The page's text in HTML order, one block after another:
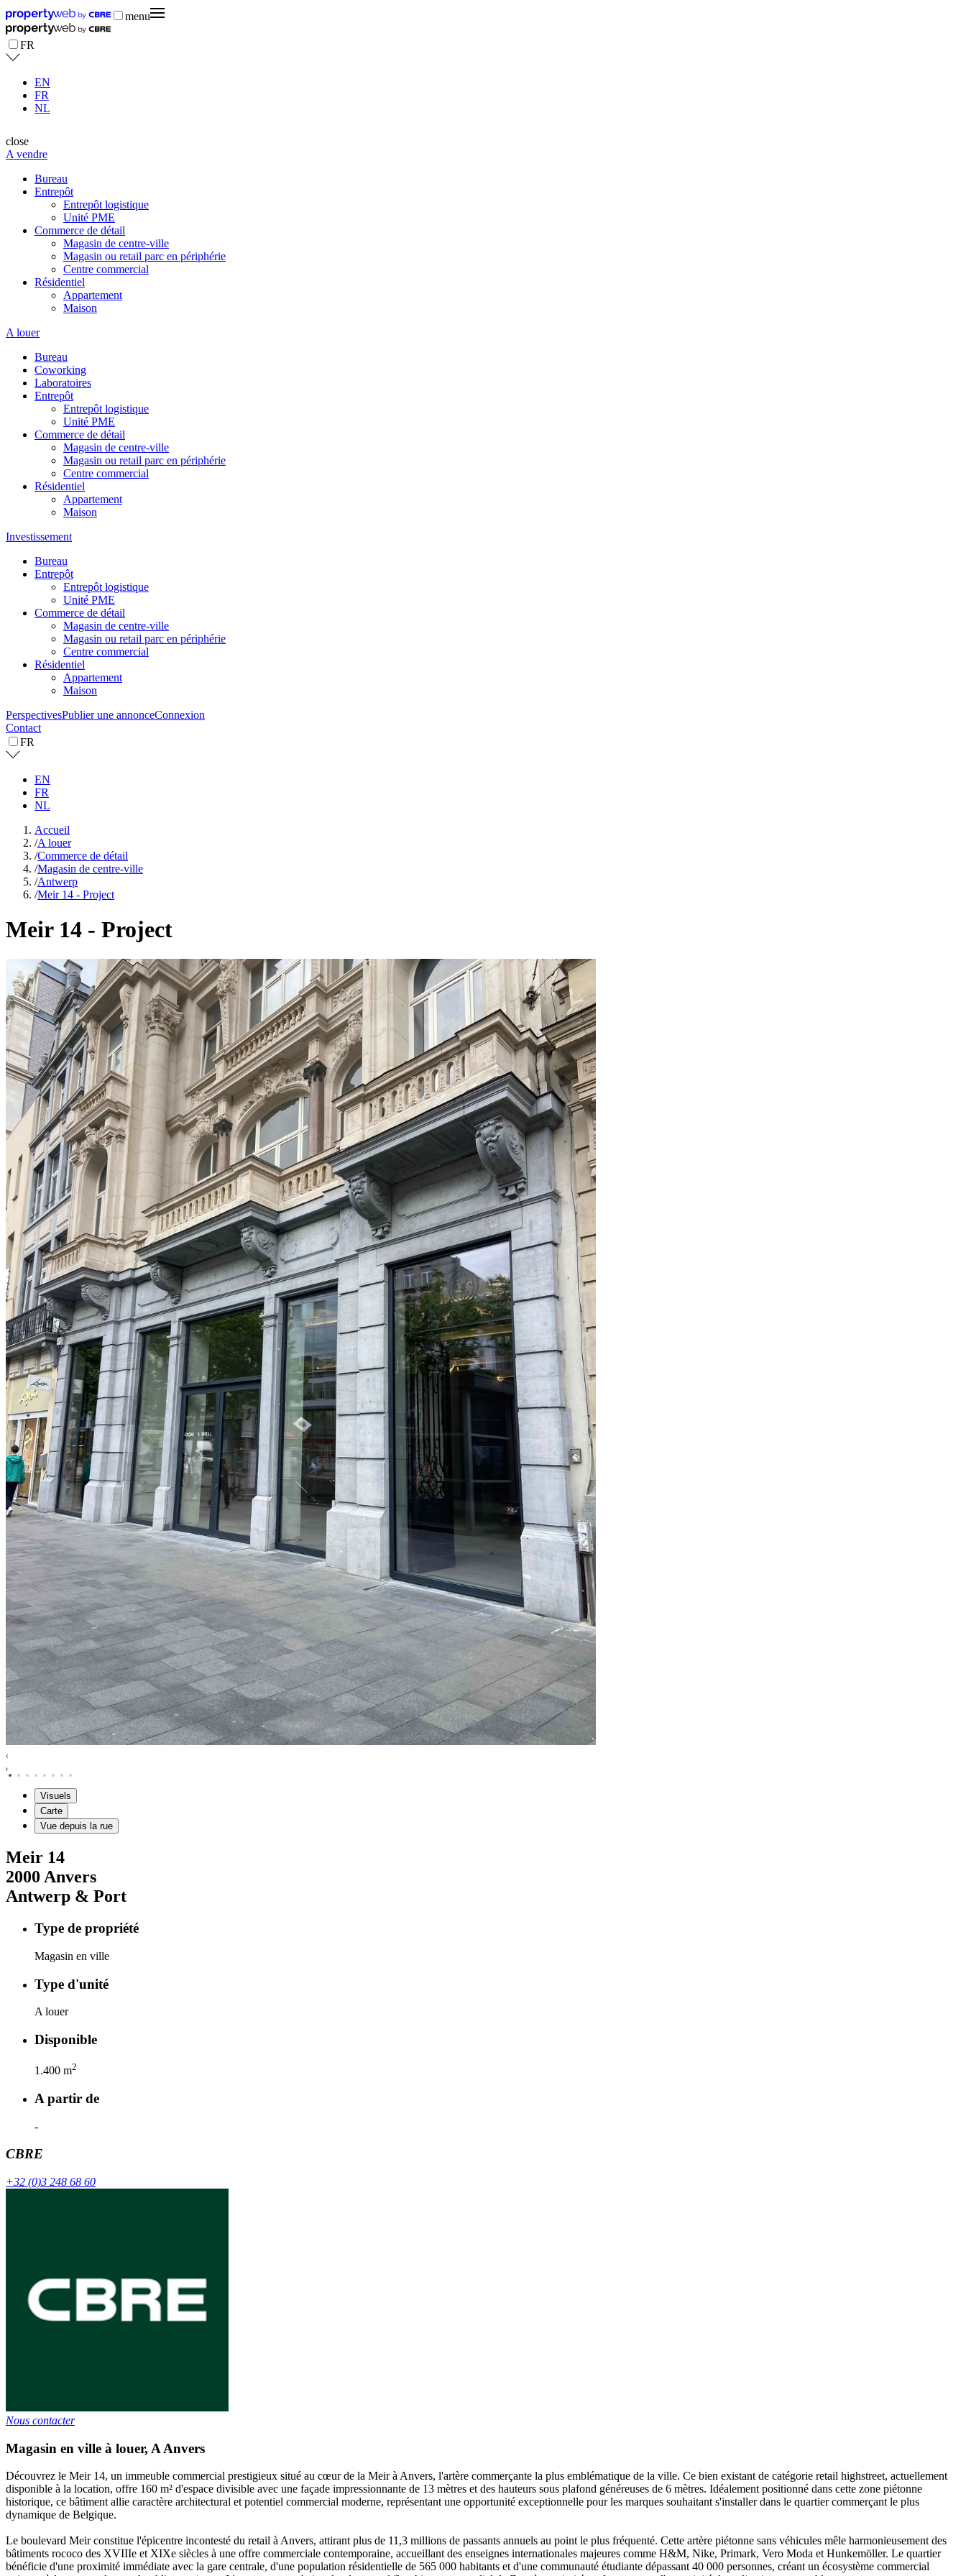
menu
FR
EN
FR
NL
close
A vendre
Bureau
Entrepôt
Entrepôt logistique
Unité PME
Commerce de détail
Magasin de centre-ville
Magasin ou retail parc en périphérie
Centre commercial
Résidentiel
Appartement
Maison
A louer
Bureau
Coworking
Laboratoires
Entrepôt
Entrepôt logistique
Unité PME
Commerce de détail
Magasin de centre-ville
Magasin ou retail parc en périphérie
Centre commercial
Résidentiel
Appartement
Maison
Investissement
Bureau
Entrepôt
Entrepôt logistique
Unité PME
Commerce de détail
Magasin de centre-ville
Magasin ou retail parc en périphérie
Centre commercial
Résidentiel
Appartement
Maison
PerspectivesPublier une annonceConnexion
Contact
FR
EN
FR
NL
Accueil
/A louer
/Commerce de détail
/Magasin de centre-ville
/Antwerp
/Meir 14 - Project
Meir 14 - Project
Visuels
Carte
Vue depuis la rue
Meir 14
2000 Anvers
Antwerp & Port
Type de propriété
Magasin en ville
Type d'unité
A louer
Disponible
1.400 m2
A partir de
-
CBRE
+32 (0)3 248 68 60
Nous contacter
Magasin en ville à louer, A Anvers
Découvrez le Meir 14, un immeuble commercial prestigieux situé au cœur de la Meir à Anvers, l'artère commerçante la plus emblématique de la ville. Ce bien existant de catégorie retail highstreet, actuellement
disponible à la location, offre 160 m² d'espace divisible avec une façade impressionnante de 13 mètres et des hauteurs sous plafond généreuses de 6 mètres. Idéalement positionné dans cette zone piétonne
historique, ce bâtiment allie caractère architectural et potentiel commercial moderne, représentant une opportunité exceptionnelle pour les marques souhaitant s'installer dans le quartier commerçant le plus
dynamique de Belgique.
Le boulevard Meir constitue l'épicentre incontesté du retail à Anvers, attirant plus de 11,3 millions de passants annuels au point le plus fréquenté. Cette artère piétonne sans véhicules mêle harmonieusement des
bâtiments rococo des XVIIIe et XIXe siècles à une offre commerciale contemporaine, accueillant des enseignes internationales majeures comme H&M, Nike, Primark, Vero Moda et Hunkemöller. Le quartier
bénéficie d'une proximité immédiate avec la gare centrale, d'une population résidentielle de 565 000 habitants et d'une communauté étudiante dépassant 40 000 personnes, créant un écosystème commercial